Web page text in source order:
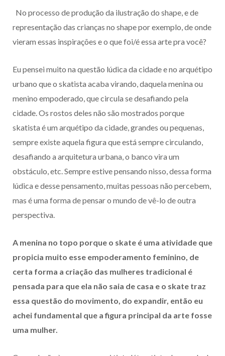
No processo de produção da ilustração do shape, e de
representação das crianças no shape por exemplo, de onde
vieram essas inspirações e o que foi/é essa arte pra você?
Eu pensei muito na questão lúdica da cidade e no arquétipo
urbano que o skatista acaba virando, daquela menina ou
menino empoderado, que circula se desafiando pela
cidade. Os rostos deles não são mostrados porque
skatista é um arquétipo da cidade, grandes ou pequenas,
sempre existe aquela figura que está sempre circulando,
desafiando a arquitetura urbana, o banco vira um
obstáculo, etc. Sempre estive pensando nisso, dessa forma
lúdica e desse pensamento, muitas pessoas não percebem,
mas é uma forma de pensar o mundo de vê-lo de outra
perspectiva.
A menina no topo porque o skate é uma atividade que
propicia muito esse empoderamento feminino, de
certa forma a criação das mulheres tradicional é
pensada para que ela não saia de casa e o skate traz
essa questão do movimento, do expandir, então eu
achei fundamental que a figura principal da arte fosse
uma mulher.